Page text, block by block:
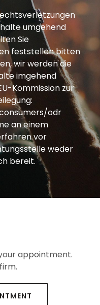
umgehend
Sie
feststellen bitten
wir werden die
imgehend
Kommission zur
odr
an einem
vor
weder
bereit.
appointment.